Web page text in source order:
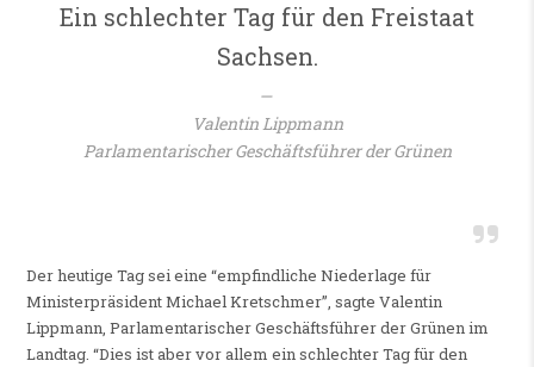
Ein schlechter Tag für den Freistaat
Sachsen.
Valentin Lippmann
Parlamentarischer Geschäftsführer der Grünen
Der heutige Tag sei eine “empfindliche Niederlage für
Ministerpräsident Michael Kretschmer”, sagte Valentin
Lippmann, Parlamentarischer Geschäftsführer der Grünen im
Landtag. “Dies ist aber vor allem ein schlechter Tag für den